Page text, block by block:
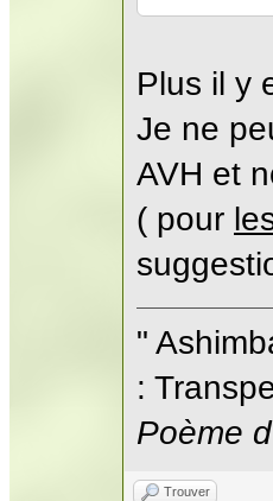
Plus il y
Je ne
AVH et
( pour
"
:
Poème
Trouver